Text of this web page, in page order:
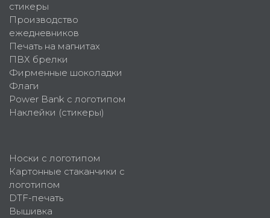
стикеры
Производство
ежедневников
Печать на магнитах
ПВХ брелки
Фирменные шоколадки
Флаги
Power Bank с логотипом
Наклейки (стикеры)
Носки с логотипом
Картонные стаканчики с
логотипом
DTF-печать
Вышивка